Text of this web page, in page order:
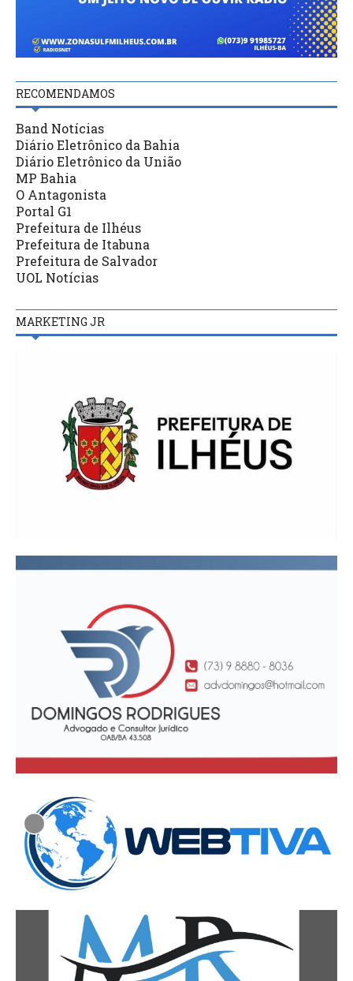
RECOMENDAMOS
Band Notícias
Diário Eletrônico da Bahia
Diário Eletrônico da União
MP Bahia
O Antagonista
Portal G1
Prefeitura de Ilhéus
Prefeitura de Itabuna
Prefeitura de Salvador
UOL Notícias
MARKETING JR